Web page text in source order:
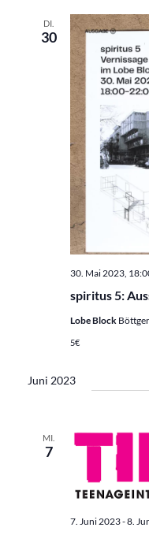
DI.
30
spiritus 5:
30. Mai 2023,
Lobe Block
5€
Juni 2023
MI.
7
7. Juni 2023-8.